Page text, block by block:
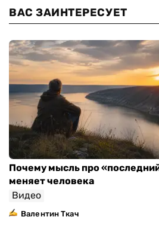
ВАС ЗАИНТЕРЕСУЕТ
Почему мысль про
меняет человека
Видео
Валентин Ткач